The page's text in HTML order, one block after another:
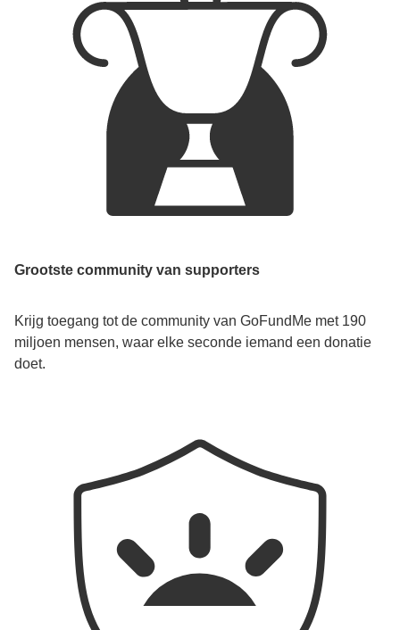
Grootste community van supporters
Krijg toegang tot de community van GoFundMe met 190
miljoen mensen, waar elke seconde iemand een donatie
doet.